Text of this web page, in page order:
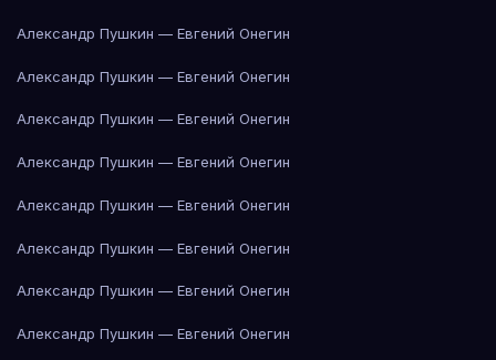
Александр Пушкин — Евгений Онегин
Александр Пушкин — Евгений Онегин
Александр Пушкин — Евгений Онегин
Александр Пушкин — Евгений Онегин
Александр Пушкин — Евгений Онегин
Александр Пушкин — Евгений Онегин
Александр Пушкин — Евгений Онегин
Александр Пушкин — Евгений Онегин